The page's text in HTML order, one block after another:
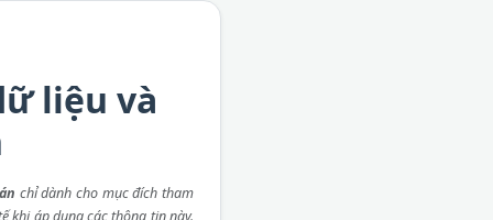
liệu và
chỉ dành cho mục đích tham
khi áp dụng các thông tin này.